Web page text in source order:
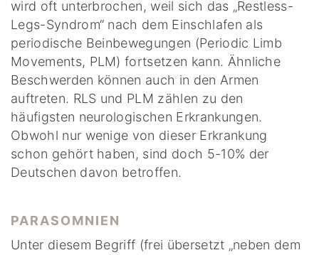
wird oft unterbrochen, weil sich das „Restless-
Legs-Syndrom“ nach dem Einschlafen als
periodische Beinbewegungen (Periodic Limb
Movements, PLM) fortsetzen kann. Ähnliche
Beschwerden können auch in den Armen
auftreten. RLS und PLM zählen zu den
häufigsten neurologischen Erkrankungen.
Obwohl nur wenige von dieser Erkrankung
schon gehört haben, sind doch 5-10% der
Deutschen davon betroffen.
PARASOMNIEN
Unter diesem Begriff (frei übersetzt „neben dem